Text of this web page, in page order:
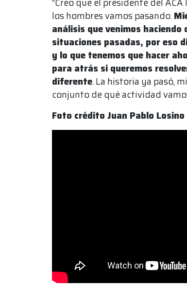
“Creo que el presidente del
los hombres vamos pasando.
análisis que venimos
situaciones pasadas, por eso
y lo que tenemos que hacer
para atrás si queremos
diferente. La historia ya pasó,
conjunto de qué actividad
Foto crédito Juan Pablo Losino